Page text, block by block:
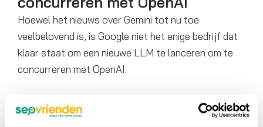
Hoewel het nieuws over Gemini tot nu toe
veelbelovend is, is Google niet het enige bedrijf dat
klaar staat om een nieuwe LLM te lanceren om te
concurreren met OpenAI.
Volgens de Wall Street Journal werkt Meta ook aan
een AI-model dat kan concurreren met het GPT-